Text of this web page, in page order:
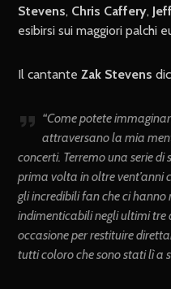
Stevens, Chris Caffery,
esibirsi sui maggiori palchi
Il cantanteZak Stevens
“Come potete
attraversano la mia
concerti. Terremo una serie
prima volta in oltre vent’anni
gli incredibili fan che ci
indimenticabili negli ultimi tre
occasione per restituire
tutti coloro che sono stati lì a